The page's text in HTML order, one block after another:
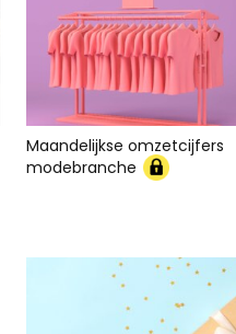
Maandelijkse omzetcijfers
modebranche